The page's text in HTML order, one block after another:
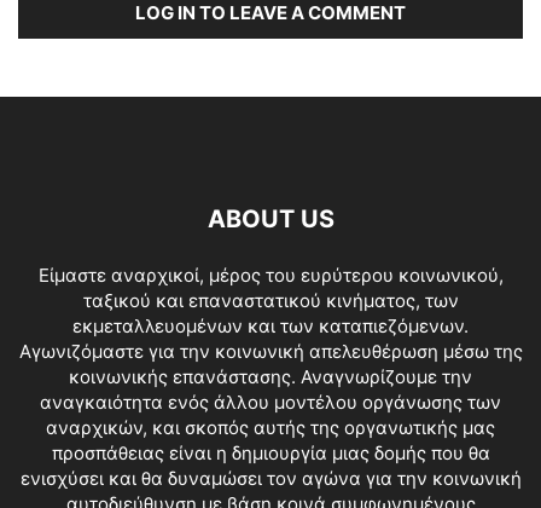
LOG IN TO LEAVE A COMMENT
ABOUT US
Είμαστε αναρχικοί, μέρος του ευρύτερου κοινωνικού,
ταξικού και επαναστατικού κινήματος, των
εκμεταλλευομένων και των καταπιεζόμενων.
Αγωνιζόμαστε για την κοινωνική απελευθέρωση μέσω της
κοινωνικής επανάστασης. Αναγνωρίζουμε την
αναγκαιότητα ενός άλλου μοντέλου οργάνωσης των
αναρχικών, και σκοπός αυτής της οργανωτικής μας
προσπάθειας είναι η δημιουργία μιας δομής που θα
ενισχύσει και θα δυναμώσει τον αγώνα για την κοινωνική